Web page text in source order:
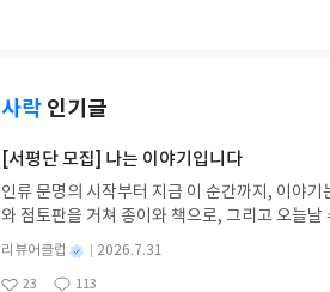
에 나왔던 피아노 음악이 너무 좋아 다시 피아
음과 죽음, 오래 함께 해 온 부부의 삶에 대해
사람에게 죽음이 가까이 왔을 때, 자기 자신을
시간이 남아 있을 때 나는 과연 선택할 수 있을
수 있을까? 맞지 않다고 틀렸다고 거짓이라고
모두가 각각 개별적으로 존재한다. 서로의 사이
간의 윤리로 판단한다는 게 가능한 일인가 라는
사락 인기글
[서평단 모집] 나는 이야기입니다
인류 문명의 시작부터 지금 이 순간까지, 이야
와 점토판을 거쳐 종이와 책으로, 그리고 오늘
는 그림책입니다. 때로는 즐거움을, 때로는 위
상에 어떻게 녹아들어 있는지 되짚어보며 이야
하게 합니다.나는 이야기입니다글쓴이댄 야카
별
리뷰어클럽
2026.7.31
23 113